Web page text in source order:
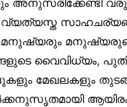
വ്യത്യസ്ത
മനുഷ്യരും
വൈവിധ്യം,
മേഖലകളും